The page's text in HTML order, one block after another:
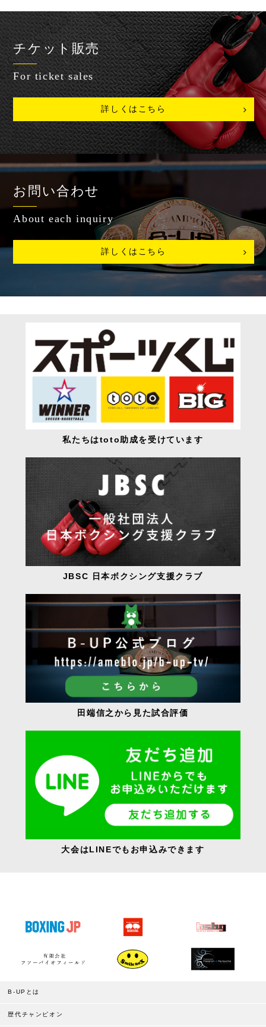
チケット販売
For ticket sales
詳しくはこちら
お問い合わせ
About each inquiry
詳しくはこちら
私たちはtoto助成を受けています
JBSC 日本ボクシング支援クラブ
田端信之から見た試合評価
大会はLINEでもお申込みできます
B-UPとは
歴代チャンピオン